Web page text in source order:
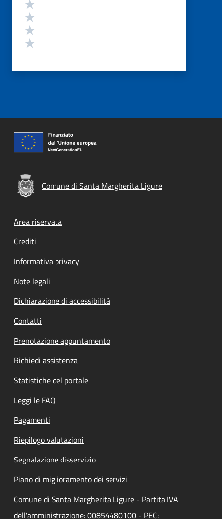
Comune di Santa Margherita Ligure
Footer menu
Area riservata
Crediti
Informativa privacy
Note legali
Dichiarazione di accessibilità
Contatti
Prenotazione appuntamento
Richiedi assistenza
Statistiche del portale
Leggi le FAQ
Pagamenti
Riepilogo valutazioni
Segnalazione disservizio
Piano di miglioramento dei servizi
Comune di Santa Margherita Ligure - Partita IVA
dell'amministrazione: 00854480100 - PEC: